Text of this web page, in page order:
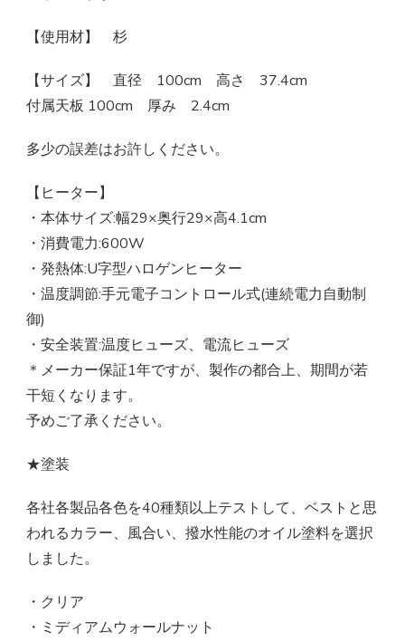
【使用材】 杉
【サイズ】 直径 100cm 高さ 37.4cm
付属天板 100cm 厚み 2.4cm
多少の誤差はお許しください。
【ヒーター】
・本体サイズ:幅29×奥行29×高4.1cm
・消費電力:600W
・発熱体:U字型ハロゲンヒーター
・温度調節:手元電子コントロール式(連続電力自動制
御)
・安全装置:温度ヒューズ、電流ヒューズ
＊メーカー保証1年ですが、製作の都合上、期間が若
干短くなります。
予めご了承ください。
★塗装
各社各製品各色を40種類以上テストして、ベストと思
われるカラー、風合い、撥水性能のオイル塗料を選択
しました。
・クリア
・ミディアムウォールナット